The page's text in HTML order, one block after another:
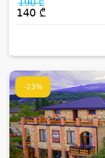
190 ₾
140 ₾
-23%